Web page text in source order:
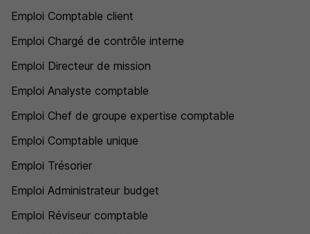
Emploi Comptable client
Emploi Chargé de contrôle interne
Emploi Directeur de mission
Emploi Analyste comptable
Emploi Chef de groupe expertise comptable
Emploi Comptable unique
Emploi Trésorier
Emploi Administrateur budget
Emploi Réviseur comptable